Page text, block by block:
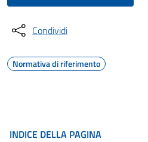
Condividi
Normativa di riferimento
INDICE DELLA PAGINA